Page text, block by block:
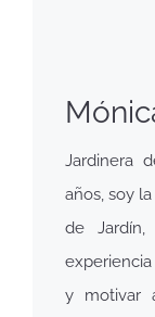
Jardinera
años, soy
de
y motivar